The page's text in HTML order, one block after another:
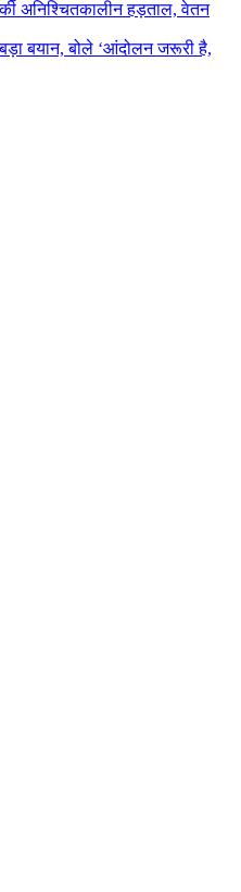
अनिश्चितकालीन हड़ताल, वेतन
बयान, बोले ‘आंदोलन जरूरी है,